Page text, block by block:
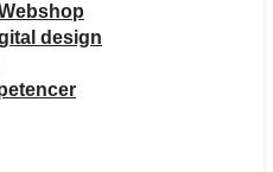
design